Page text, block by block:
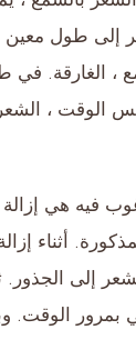
إلى طول
، الغارقة.
الوقت ،
هي إزالة
أثناء
إلى الجذور.
بمرور